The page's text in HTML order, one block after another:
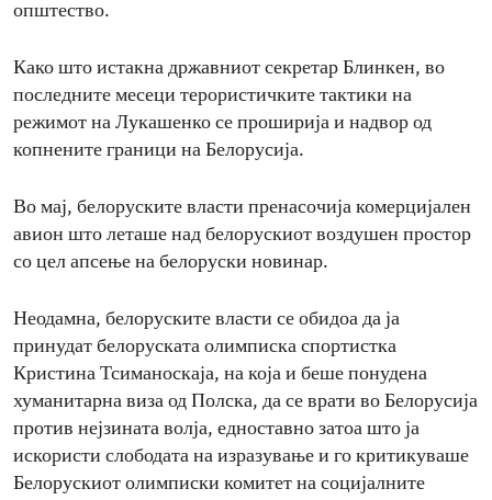
општество.
Како што истакна државниот секретар Блинкен, во
последните месеци терористичките тактики на
режимот на Лукашенко се проширија и надвор од
копнените граници на Белорусија.
Во мај, белоруските власти пренасочија комерцијален
авион што леташе над белорускиот воздушен простор
со цел апсење на белоруски новинар.
Неодамна, белоруските власти се обидоа да ја
принудат белоруската олимписка спортистка
Кристина Тсиманоскаја, на која и беше понудена
хуманитарна виза од Полска, да се врати во Белорусија
против нејзината волја, едноставно затоа што ја
искористи слободата на изразување и го критикуваше
Белорускиот олимписки комитет на социјалните